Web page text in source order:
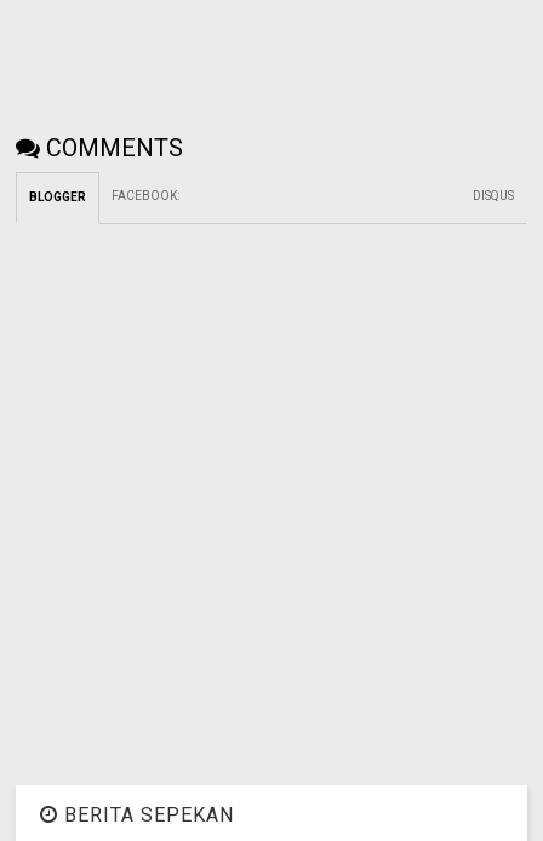
COMMENTS
BLOGGER FACEBOOK: DISQUS
BERITA SEPEKAN